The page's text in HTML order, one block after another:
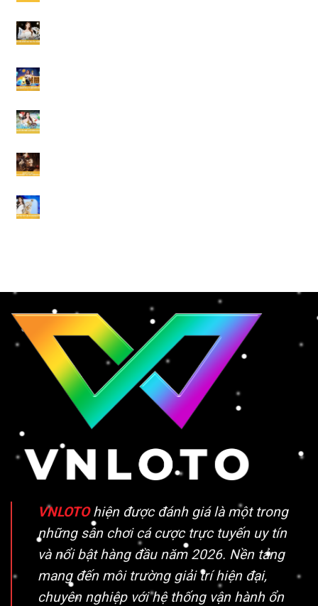
VNLOTOhiện được đánh giá là một trong
những sân chơi cá cược trực tuyến uy tín
và nổi bật hàng đầu năm 2026. Nền tảng
mang đến môi trường giải trí hiện đại,
chuyên nghiệp với hệ thống vận hành ổn